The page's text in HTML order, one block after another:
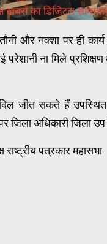
और नक्शा पर ही
ना मिले
जीत सकते हैं
जिला अधिकारी
पत्रकार महासभा